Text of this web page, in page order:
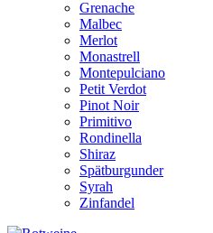
Grenache
Malbec
Merlot
Monastrell
Montepulciano
Petit Verdot
Pinot Noir
Primitivo
Rondinella
Shiraz
Spätburgunder
Syrah
Zinfandel